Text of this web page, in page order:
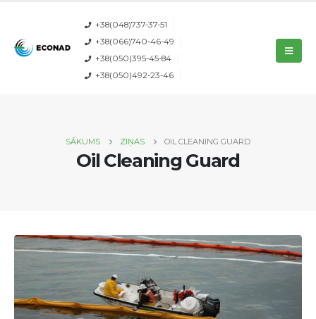
+38(048)737-37-51
+38(066)740-46-49
+38(050)395-45-84
+38(050)492-23-46
SĀKUMS ZIŅAS OIL CLEANING GUARD
Oil Cleaning Guard